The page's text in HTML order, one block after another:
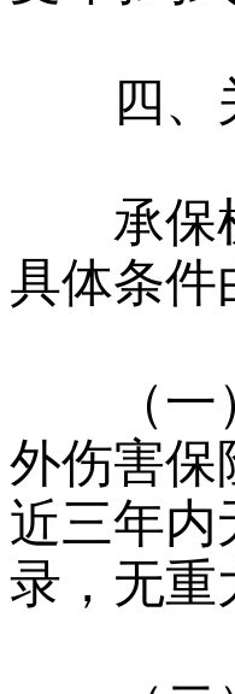
四、关
承保机
具体条件
（一）
外伤害保
近三年内
录，无重